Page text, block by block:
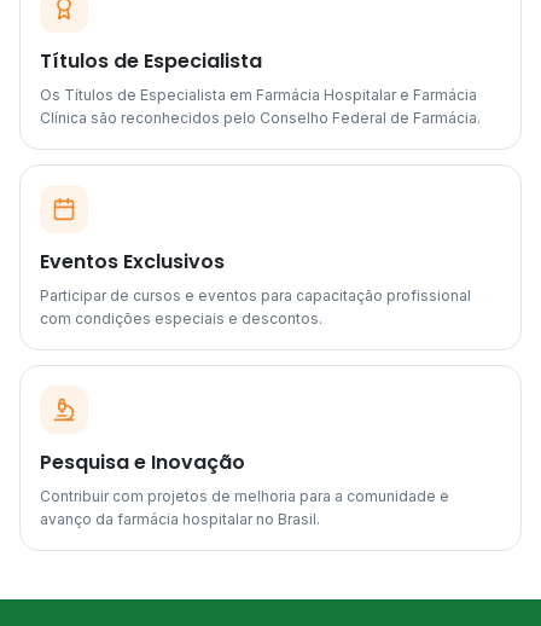
Títulos de Especialista
Os Títulos de Especialista em Farmácia Hospitalar e Farmácia
Clínica são reconhecidos pelo Conselho Federal de Farmácia.
Eventos Exclusivos
Participar de cursos e eventos para capacitação profissional
com condições especiais e descontos.
Pesquisa e Inovação
Contribuir com projetos de melhoria para a comunidade e
avanço da farmácia hospitalar no Brasil.